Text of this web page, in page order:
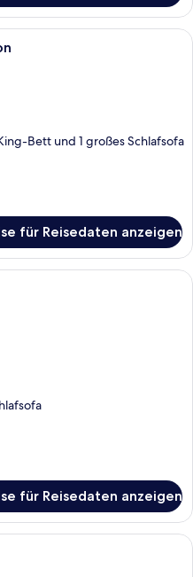
Ein Hotelzimmer mit einem großen
Bett und 1 großes Schlafsofa
für Reisedaten anzeigen
Ein Hotelzimmer mit Bett,
für Reisedaten anzeigen
Ein Hotelzimmer mit einem großen